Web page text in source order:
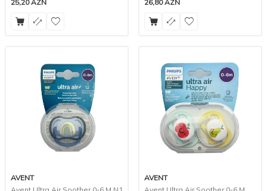
25,20AZN 26,80AZN
AVENT
AVENT